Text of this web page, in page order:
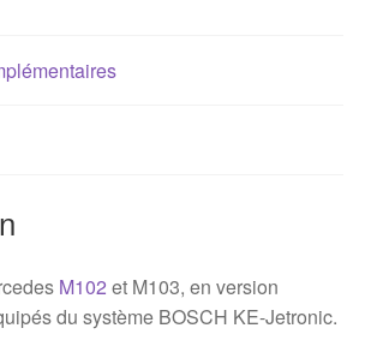
M102 et M103, en version
du système BOSCH KE-Jetronic.